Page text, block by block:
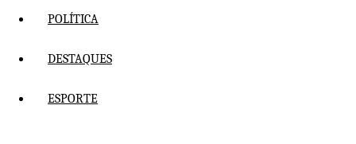
POLÍTICA
DESTAQUES
ESPORTE